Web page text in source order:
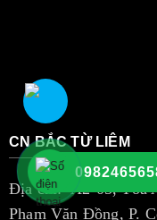
CN BẮC TỪ LIÊM
Địa chỉ: A2-05, Tòa
Phạm Văn Đồng, P.